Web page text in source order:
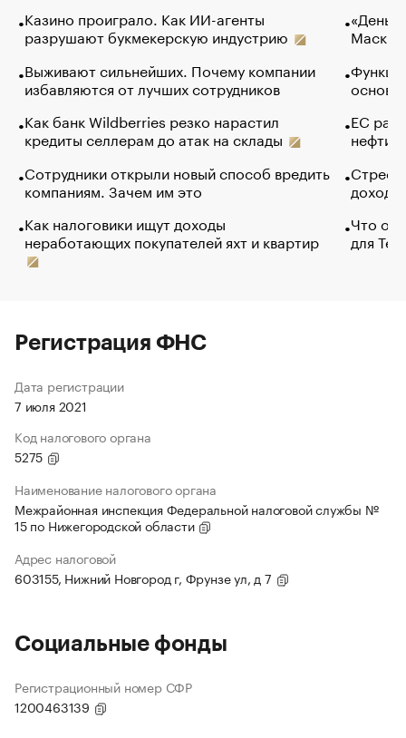
Казино проиграло. Как ИИ-агенты
разрушают букмекерскую индустрию
Выживают сильнейших. Почему компании
избавляются от лучших сотрудников
Как банк Wildberries резко нарастил
кредиты селлерам до атак на склады
Сотрудники открыли новый способ вредить
компаниям. Зачем им это
Как налоговики ищут доходы
неработающих покупателей яхт и квартир
Маск в
основ
ЕС
нефти
Что
для
Регистрация ФНС
Дата регистрации
7 июля 2021
Код налогового органа
5275
Наименование налогового органа
Межрайонная инспекция Федеральной налоговой службы №
15 по Нижегородской области
Адрес налоговой
603155, Нижний Новгород г, Фрунзе ул, д 7
Социальные фонды
Регистрационный номер СФР
1200463139